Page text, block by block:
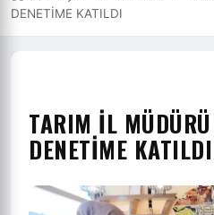
DENETİME KATILDI
TARIM İL
DENETİME KATILDI